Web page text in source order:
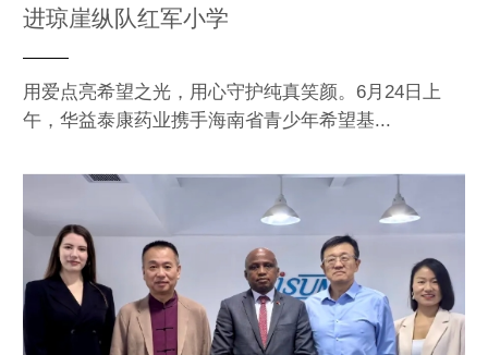
进琼崖纵队红军小学
用爱点亮希望之光，用心守护纯真笑颜。6月24日上
午，华益泰康药业携手海南省青少年希望基...